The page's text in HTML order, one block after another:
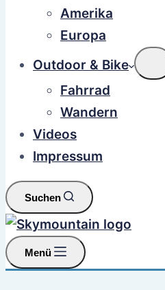
Amerika
Europa
Outdoor & Bike
Fahrrad
Wandern
Videos
Impressum
Suchen
Menü